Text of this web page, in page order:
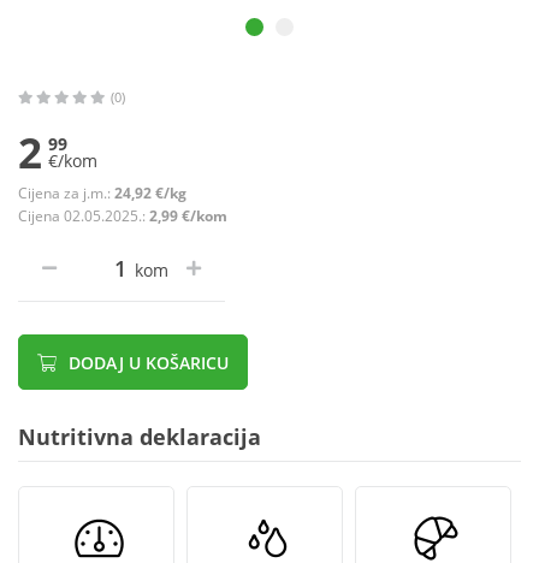
(0)
2 99
€/kom
Cijena za j.m.: 24,92 €/kg
Cijena 02.05.2025.: 2,99 €/kom
kom
DODAJ U KOŠARICU
Nutritivna deklaracija